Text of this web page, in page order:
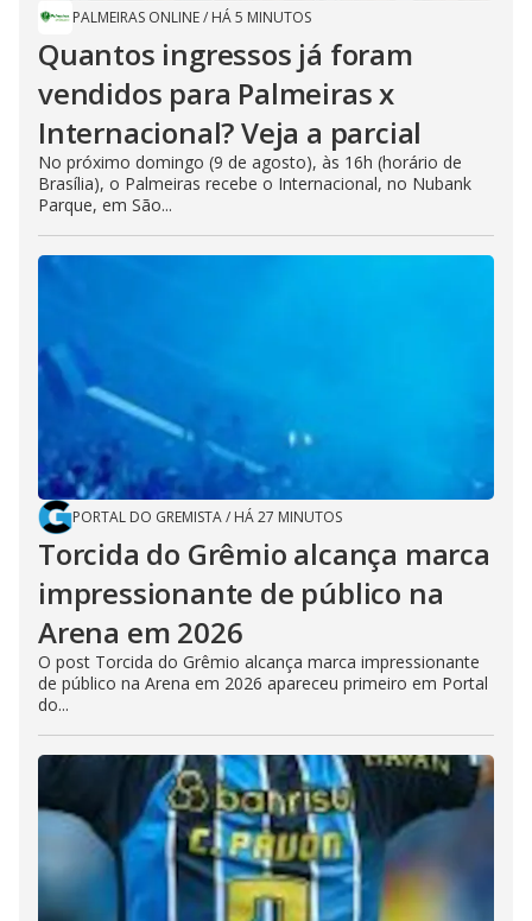
PALMEIRAS ONLINE/ HÁ 5 MINUTOS
Quantos ingressos já foram
vendidos para Palmeiras x
Internacional? Veja a parcial
No próximo domingo (9 de agosto), às 16h (horário de
Brasília), o Palmeiras recebe o Internacional, no Nubank
Parque, em São...
PORTAL DO GREMISTA/ HÁ 27 MINUTOS
Torcida do Grêmio alcança marca
impressionante de público na
Arena em 2026
O post Torcida do Grêmio alcança marca impressionante
de público na Arena em 2026 apareceu primeiro em Portal
do...